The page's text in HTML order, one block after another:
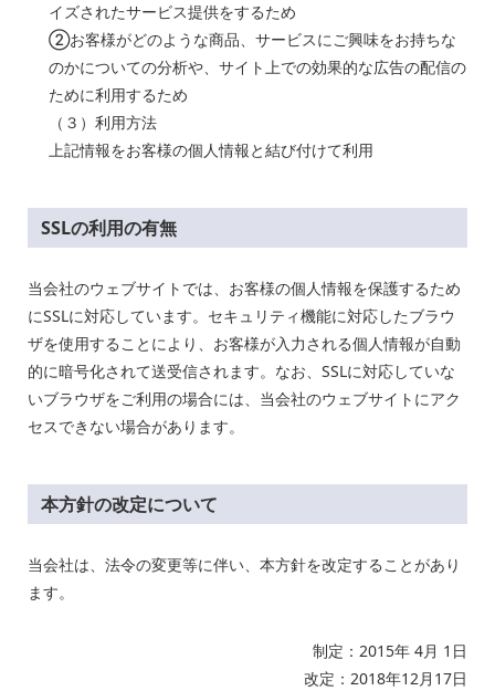
イズされたサービス提供をするため
②お客様がどのような商品、サービスにご興味をお持ちな
のかについての分析や、サイト上での効果的な広告の配信の
ために利用するため
（３）利用方法
上記情報をお客様の個人情報と結び付けて利用
SSLの利用の有無
当会社のウェブサイトでは、お客様の個人情報を保護するため
にSSLに対応しています。セキュリティ機能に対応したブラウ
ザを使用することにより、お客様が入力される個人情報が自動
的に暗号化されて送受信されます。なお、SSLに対応していな
いブラウザをご利用の場合には、当会社のウェブサイトにアク
セスできない場合があります。
本方針の改定について
当会社は、法令の変更等に伴い、本方針を改定することがあり
ます。
制定：2015年 4月 1日
改定：2018年12月17日